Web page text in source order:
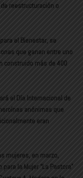
reestructuración o
el Bienestar, se
que ganan entre uno
construido más de 400
el Día Internacional de
anónimas que
eran
mujeres, en marzo,
la Mujer “La Pastora”